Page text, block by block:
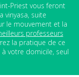
Priest vous feront
vinyasa, suite
le mouvement et la
professeurs
la pratique de ce
votre domicile, seul